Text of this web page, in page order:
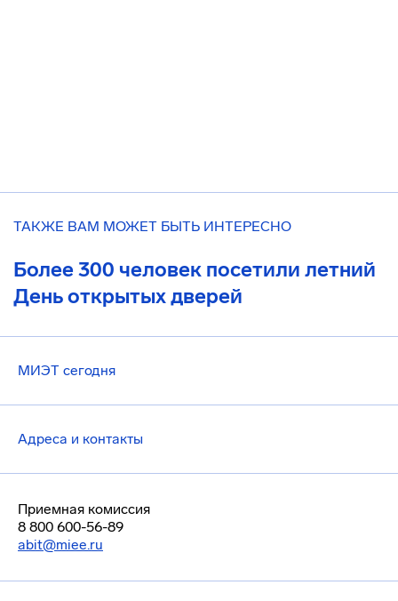
ТАКЖЕ ВАМ МОЖЕТ БЫТЬ ИНТЕРЕСНО
Более 300 человек посетили летний
День открытых дверей
МИЭТ сегодня
Адреса и контакты
Приемная комиссия
8 800 600-56-89
abit@miee.ru